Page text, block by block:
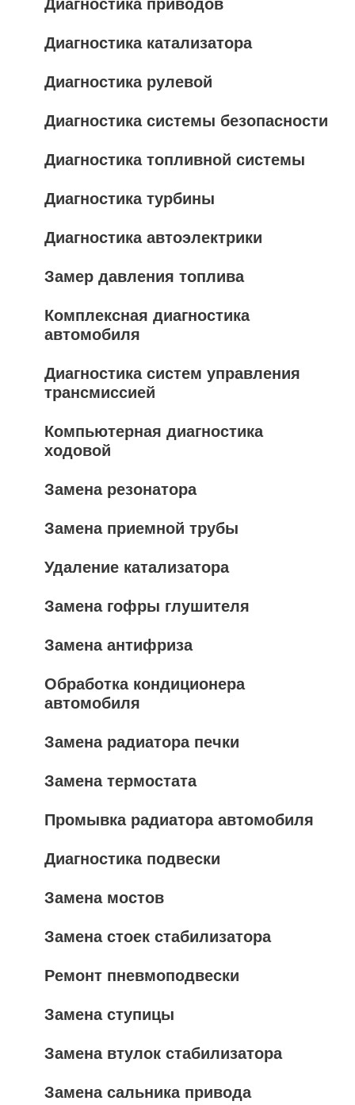
Диагностика приводов
Диагностика катализатора
Диагностика рулевой
Диагностика системы безопасности
Диагностика топливной системы
Диагностика турбины
Диагностика автоэлектрики
Замер давления топлива
Комплексная диагностика
автомобиля
Диагностика систем управления
трансмиссией
Компьютерная диагностика
ходовой
Замена резонатора
Замена приемной трубы
Удаление катализатора
Замена гофры глушителя
Замена антифриза
Обработка кондиционера
автомобиля
Замена радиатора печки
Замена термостата
Промывка радиатора автомобиля
Диагностика подвески
Замена мостов
Замена стоек стабилизатора
Ремонт пневмоподвески
Замена ступицы
Замена втулок стабилизатора
Замена сальника привода